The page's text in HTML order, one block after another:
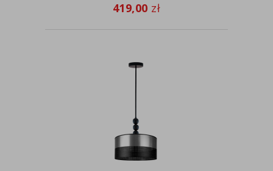
419,00 zł